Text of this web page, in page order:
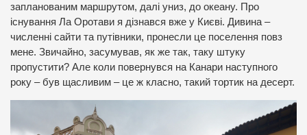
запланованим маршрутом, далі униз, до океану. Про
існування Ла Оротави я дізнався вже у Києві. Дивина –
численні сайти та путівники, пронесли це поселення повз
мене. Звичайно, засумував, як же так, таку штуку
пропустити? Але коли повернувся на Канари наступного
року – був щасливим – це ж класно, такий тортик на десерт.